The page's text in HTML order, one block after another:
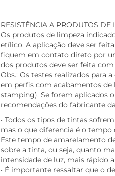
RESISTÊNCIA A PRODUTOS DE
Os produtos de limpeza
etílico. A aplicação deve ser
fiquem em contato direto por
dos produtos deve ser feita
Obs.: Os testes realizados para
em perfis com acabamentos
stamping). Se forem aplicados
recomendações do fabricante
• Todos os tipos de tintas
mas o que diferencia é o tempo
Este tempo de amarelamento
sobre a tinta, ou seja, quanto
intensidade de luz, mais rápido
• É importante ressaltar que o